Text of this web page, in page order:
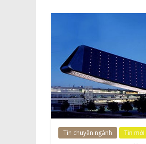
Tin chuyên ngành Tin